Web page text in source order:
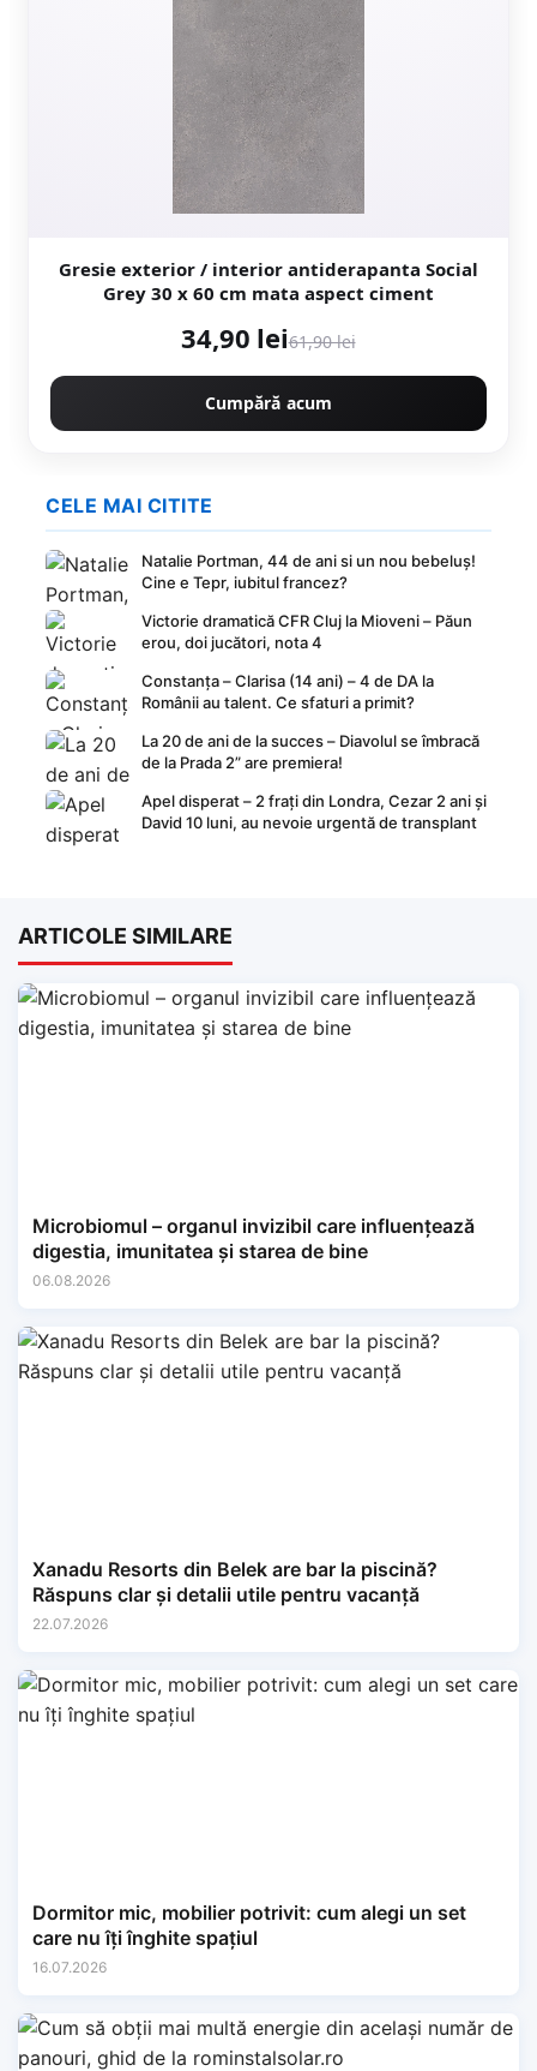
Gresie exterior / interior antiderapanta Social
Grey 30 x 60 cm mata aspect ciment
34,90 lei61,90 lei
Cumpără acum
CELE MAI CITITE
Natalie Portman, 44 de ani si un nou bebeluș!
Cine e Tepr, iubitul francez?
Victorie dramatică CFR Cluj la Mioveni – Păun
erou, doi jucători, nota 4
Constanța – Clarisa (14 ani) – 4 de DA la
Românii au talent. Ce sfaturi a primit?
La 20 de ani de la succes – Diavolul se îmbracă
de la Prada 2” are premiera!
Apel disperat – 2 frați din Londra, Cezar 2 ani și
David 10 luni, au nevoie urgentă de transplant
ARTICOLE SIMILARE
Microbiomul – organul invizibil care influențează
digestia, imunitatea și starea de bine
06.08.2026
Xanadu Resorts din Belek are bar la piscină?
Răspuns clar și detalii utile pentru vacanță
22.07.2026
Dormitor mic, mobilier potrivit: cum alegi un set
care nu îți înghite spațiul
16.07.2026